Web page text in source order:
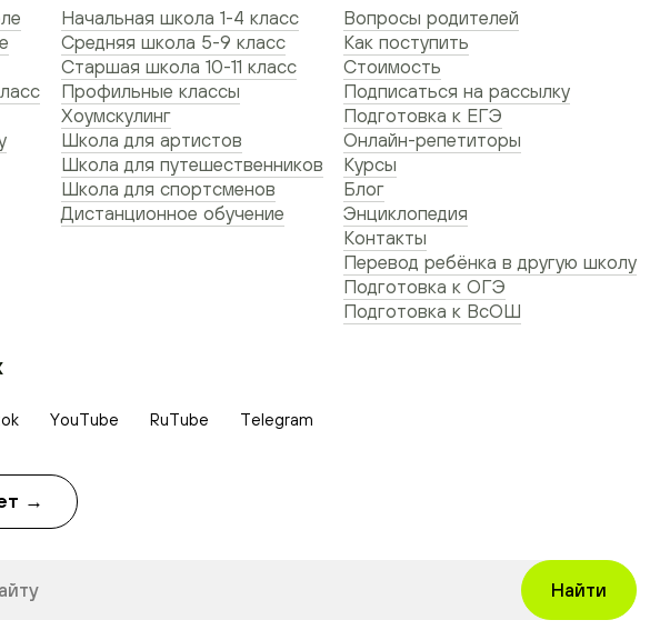
Вопросы родителей
Как поступить
Стоимость
Подписаться на рассылку
Подготовка к ЕГЭ
Онлайн-репетиторы
Курсы
Блог
Энциклопедия
Контакты
Перевод ребёнка в другую школу
Подготовка к ОГЭ
Подготовка к ВсОШ
Начальная школа 1-4 класс
Средняя школа 5-9 класс
Старшая школа 10-11 класс
Профильные классы
Хоумскулинг
Школа для артистов
Школа для путешественников
Школа для спортсменов
Дистанционное обучение
YouTube RuTube Telegram
→
Найти